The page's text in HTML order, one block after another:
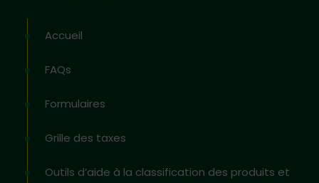
Accueil
FAQs
Formulaires
Grille des taxes
Outils d’aide à la classification des produits et